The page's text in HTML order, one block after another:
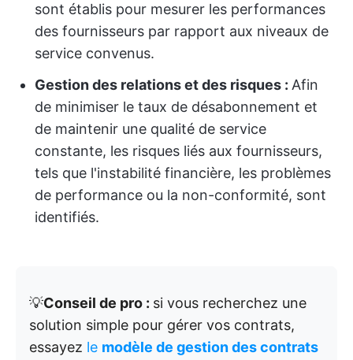
sont établis pour mesurer les performances
des fournisseurs par rapport aux niveaux de
service convenus.
Gestion des relations et des risques : Afin
de minimiser le taux de désabonnement et
de maintenir une qualité de service
constante, les risques liés aux fournisseurs,
tels que l'instabilité financière, les problèmes
de performance ou la non-conformité, sont
identifiés.
💡Conseil de pro : si vous recherchez une
solution simple pour gérer vos contrats,
essayez le modèle de gestion des contrats